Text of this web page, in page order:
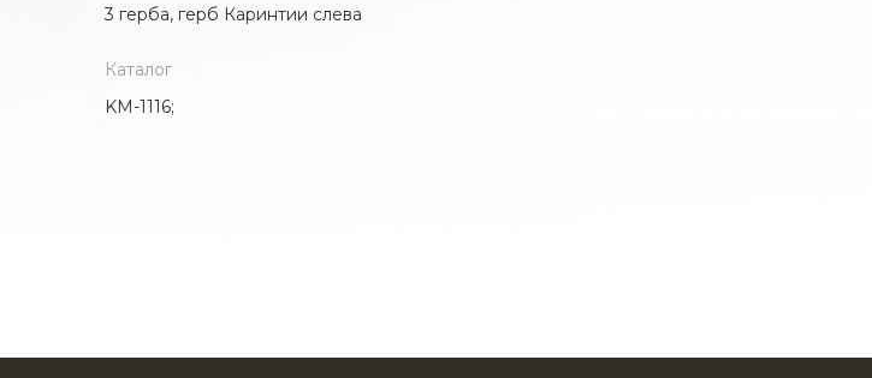
3 герба, герб Каринтии слева
Каталог
KM-1116;